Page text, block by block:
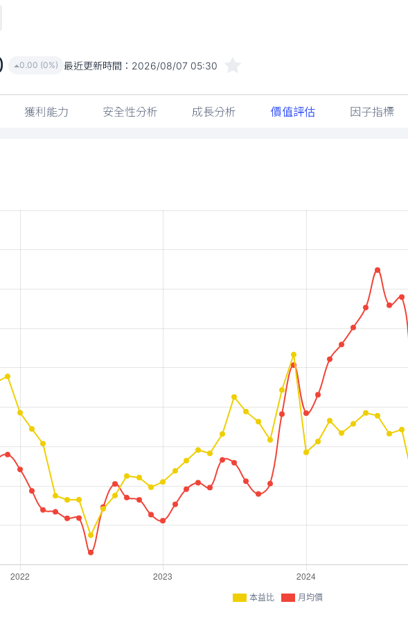
0.00 (0%) 最近更新時間： 2026/08/07 05:30
獲利能力 安全性分析 成長分析 價值評估 因子指標
本益比 月均價